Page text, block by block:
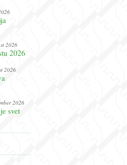
2026
2026
2026
2026
svet